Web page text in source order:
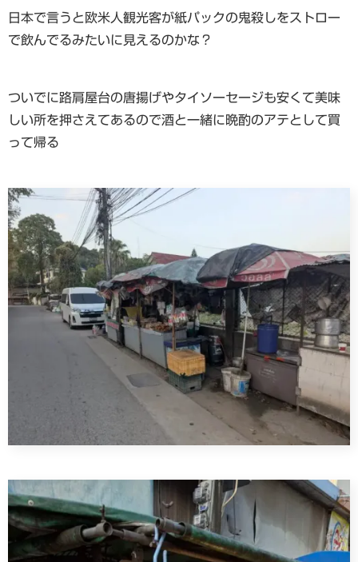
日本で言うと欧米人観光客が紙パックの鬼殺しをストロー
で飲んでるみたいに見えるのかな？
ついでに路肩屋台の唐揚げやタイソーセージも安くて美味
しい所を押さえてあるので酒と一緒に晩酌のアテとして買
って帰る